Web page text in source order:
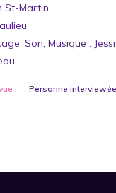
St-Martin
Son, Musique :
Personne